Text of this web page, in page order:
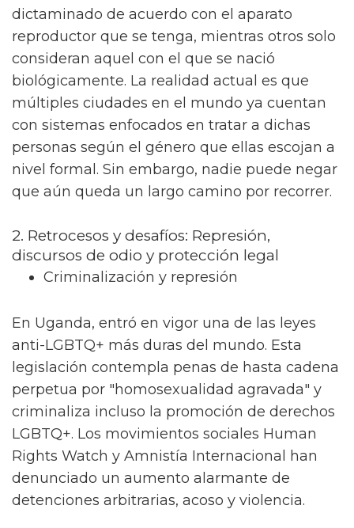
dictaminado de acuerdo con el aparato
reproductor que se tenga, mientras otros solo
consideran aquel con el que se nació
biológicamente. La realidad actual es que
múltiples ciudades en el mundo ya cuentan
con sistemas enfocados en tratar a dichas
personas según el género que ellas escojan a
nivel formal. Sin embargo, nadie puede negar
que aún queda un largo camino por recorrer.
2. Retrocesos y desafíos: Represión,
discursos de odio y protección legal
Criminalización y represión
En Uganda, entró en vigor una de las leyes
anti-LGBTQ+ más duras del mundo. Esta
legislación contempla penas de hasta cadena
perpetua por "homosexualidad agravada" y
criminaliza incluso la promoción de derechos
LGBTQ+. Los movimientos sociales Human
Rights Watch y Amnistía Internacional han
denunciado un aumento alarmante de
detenciones arbitrarias, acoso y violencia.